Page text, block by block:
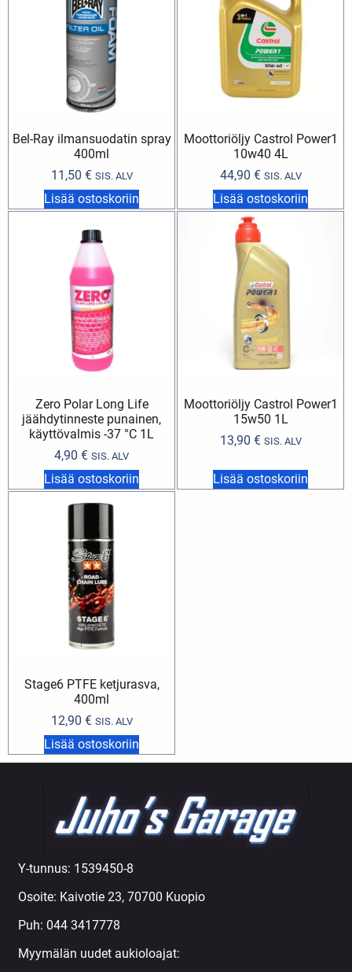
Bel-Ray ilmansuodatin spray
400ml
11,50 € SIS. ALV
Lisää ostoskoriin
Moottoriöljy Castrol Power1
10w40 4L
44,90 € SIS. ALV
Lisää ostoskoriin
Zero Polar Long Life
jäähdytinneste punainen,
käyttövalmis -37 °C 1L
4,90 € SIS. ALV
Lisää ostoskoriin
Moottoriöljy Castrol Power1
15w50 1L
13,90 € SIS. ALV
Lisää ostoskoriin
Stage6 PTFE ketjurasva,
400ml
12,90 € SIS. ALV
Lisää ostoskoriin
Y-tunnus: 1539450-8
Osoite: Kaivotie 23, 70700 Kuopio
Puh: 044 3417778
Myymälän uudet aukioloajat: